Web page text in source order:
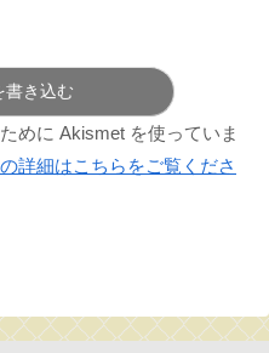
書き込む
めに Akismet を使っていま
詳細はこちらをご覧くださ